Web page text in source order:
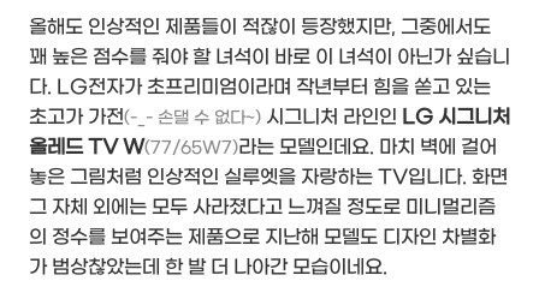
올해도 인상적인 제품들이 적잖이 등장했지만, 그중에서도
꽤 높은 점수를 줘야 할 녀석이 바로 이 녀석이 아닌가 싶습니
다. LG전자가 초프리미엄이라며 작년부터 힘을 쏟고 있는
초고가 가전(-_- 손댈 수 없다~) 시그니처 라인인 LG 시그니처
올레드 TV W(77/65W7)라는 모델인데요. 마치 벽에 걸어
놓은 그림처럼 인상적인 실루엣을 자랑하는 TV입니다. 화면
그 자체 외에는 모두 사라졌다고 느껴질 정도로 미니멀리즘
의 정수를 보여주는 제품으로 지난해 모델도 디자인 차별화
가 범상찮았는데 한 발 더 나아간 모습이네요.